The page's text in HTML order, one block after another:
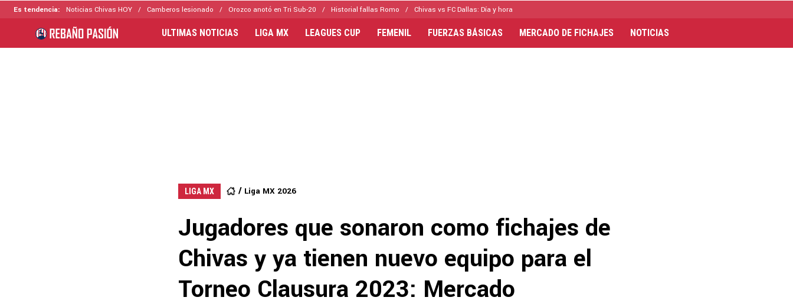
Es tendencia: Noticias Chivas HOY Camberos lesionado Orozco anotó en Tri Sub-20 Historial fallas Romo Chivas vs FC Dallas: Día y hora
ULTIMAS NOTICIAS LIGA MX LEAGUES CUP FEMENIL FUERZAS BÁSICAS MERCADO DE FICHAJES NOTICIAS
LIGA MX Liga MX 2026
Jugadores que sonaron como fichajes de
Chivas y ya tienen nuevo equipo para el
Torneo Clausura 2023: Mercado